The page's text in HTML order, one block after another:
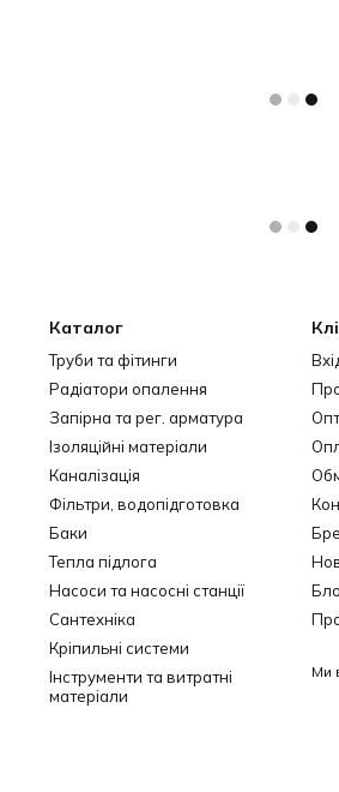
Каталог
Труби та фітинги
Радіатори опалення
Запірна та рег. арматура
Ізоляційні матеріали
Каналізація
Фільтри, водопідготовка
Баки
Тепла підлога
Насоси та насосні станції
Сантехніка
Кріпильні системи
Інструменти та витратні
матеріали
Ми